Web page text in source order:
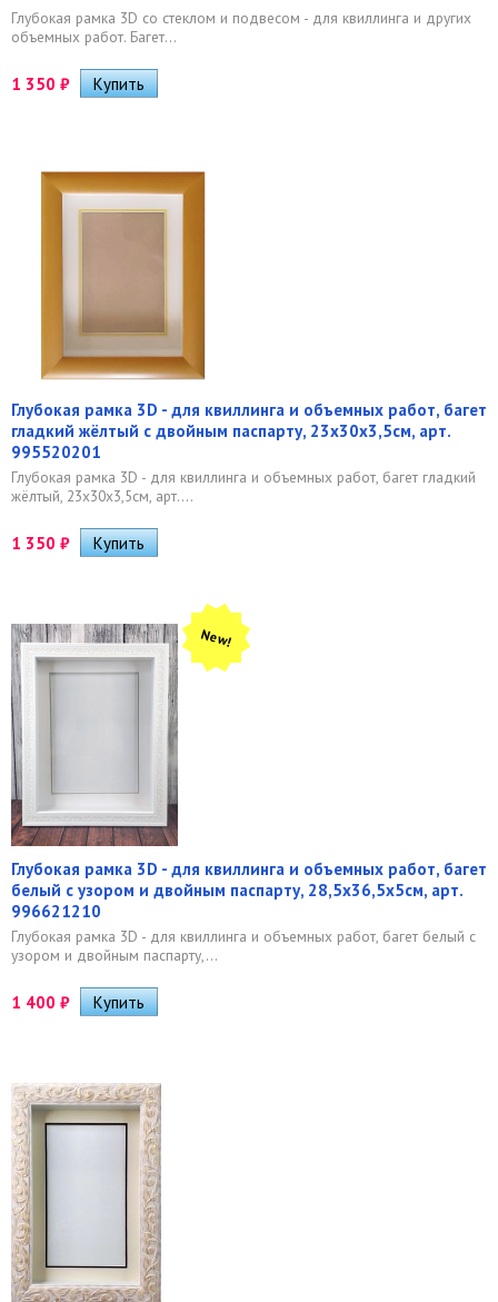
Глубокая рамка 3D со стеклом и подвесом - для квиллинга и других
объемных работ. Багет...
1 350 ₽
Глубокая рамка 3D - для квиллинга и объемных работ, багет
гладкий жёлтый с двойным паспарту, 23х30х3,5см, арт.
995520201
Глубокая рамка 3D - для квиллинга и объемных работ, багет гладкий
жёлтый, 23х30х3,5см, арт....
1 350 ₽
New!
Глубокая рамка 3D - для квиллинга и объемных работ, багет
белый с узором и двойным паспарту, 28,5х36,5х5см, арт.
996621210
Глубокая рамка 3D - для квиллинга и объемных работ, багет белый с
узором и двойным паспарту,...
1 400 ₽